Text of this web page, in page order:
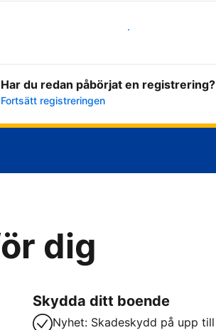
Kom igång nu
Har du redan påbörjat en registrering?
Fortsätt registreringen
dig
Skydda ditt boende
Nyhet: Skadeskydd på upp till